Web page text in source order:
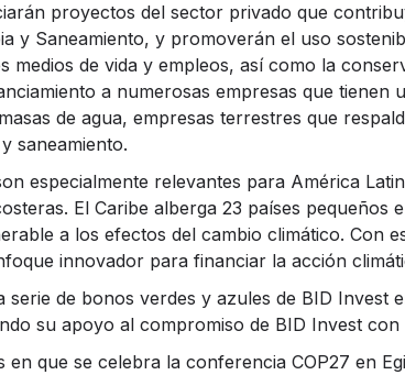
proyectos del sector privado que
y Saneamiento, y promoverán el uso
medios de vida y empleos, así como la
a numerosas empresas que tienen
de agua, empresas terrestres que
saneamiento.
especialmente relevantes para América
El Caribe alberga 23 países pequeños
a los efectos del cambio climático. Con
innovador para financiar la acción
serie de bonos verdes y azules de BID Invest
su apoyo al compromiso de BID Invest con
en que se celebra la conferencia COP27 en